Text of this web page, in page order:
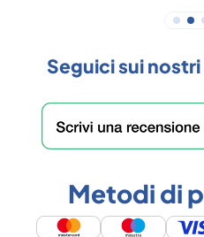
Seguici sui
Metodi di